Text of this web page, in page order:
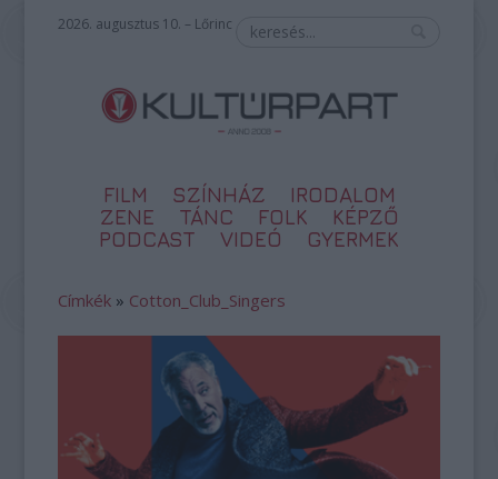
2026. augusztus 10. – Lőrinc
FILM SZÍNHÁZ
IRODALOM
ZENE
TÁNC FOLK
KÉPZŐ
PODCAST
VIDEÓ GYERMEK
Címkék » Cotton_Club_Singers